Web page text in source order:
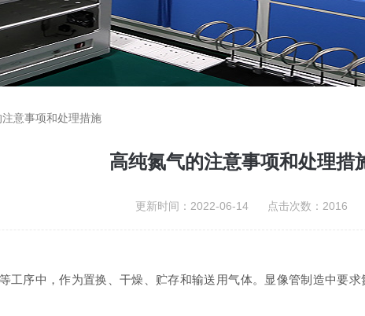
意事项和处理措施
高纯氮气的注意事项和处理措
更新时间：2022-06-14 点击次数：2016
工序中，作为置换、干燥、贮存和输送用气体。显像管制造中要